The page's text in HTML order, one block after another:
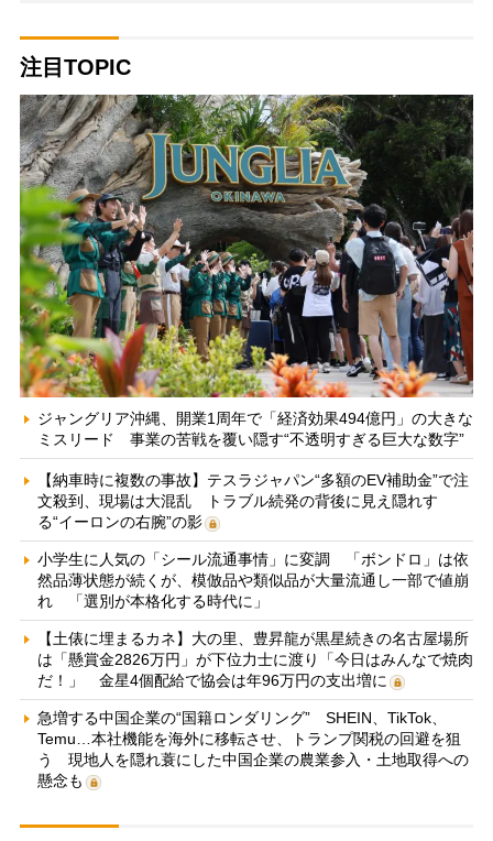
注目TOPIC
ジャングリア沖縄、開業1周年で「経済効果494億円」の大きな
ミスリード 事業の苦戦を覆い隠す“不透明すぎる巨大な数字”
【納車時に複数の事故】テスラジャパン“多額のEV補助金”で注
文殺到、現場は大混乱 トラブル続発の背後に見え隠れす
る“イーロンの右腕”の影
小学生に人気の「シール流通事情」に変調 「ボンドロ」は依
然品薄状態が続くが、模倣品や類似品が大量流通し一部で値崩
れ 「選別が本格化する時代に」
【土俵に埋まるカネ】大の里、豊昇龍が黒星続きの名古屋場所
は「懸賞金2826万円」が下位力士に渡り「今日はみんなで焼肉
だ！」 金星4個配給で協会は年96万円の支出増に
急増する中国企業の“国籍ロンダリング” SHEIN、TikTok、
Temu…本社機能を海外に移転させ、トランプ関税の回避を狙
う 現地人を隠れ蓑にした中国企業の農業参入・土地取得への
懸念も